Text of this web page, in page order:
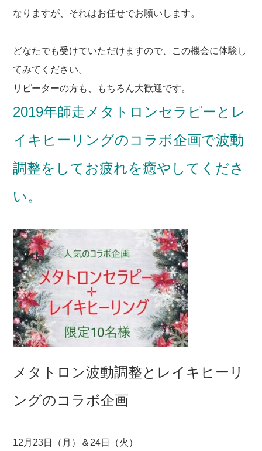
なりますが、それはお任せでお願いします。
どなたでも受けていただけますので、この機会に体験し
てみてください。
リピーターの方も、もちろん大歓迎です。
2019年師走メタトロンセラピーとレ
イキヒーリングのコラボ企画で波動
調整をしてお疲れを癒やしてくださ
い。
メタトロン波動調整とレイキヒーリ
ングのコラボ企画
12月23日（月）＆24日（火）